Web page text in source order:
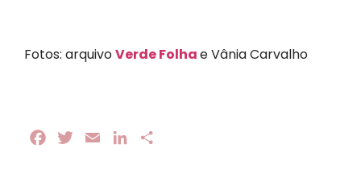
Fotos: arquivoVerde Folhae Vânia Carvalho
FacebookTwitterEmail LinkedIn